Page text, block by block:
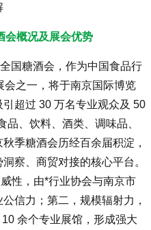
会概况及展会优势
全国糖酒会 ，作为中国食品行
会之一，将于南京国际博览
超过 30 万名专业观众及 50
、饮料、酒类、调味品、
季糖酒会历经百余届积淀，
察、商贸对接的核心平台。
性，由*行业协会与南京市
信力；第二，规模辐射力，
余个专业展馆，形成强大